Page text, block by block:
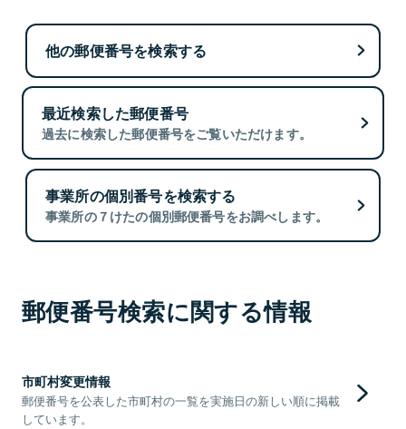
他の郵便番号を検索する
最近検索した郵便番号
過去に検索した郵便番号をご覧いただけます。
事業所の個別番号を検索する
事業所の７けたの個別郵便番号をお調べします。
郵便番号検索に関する情報
市町村変更情報
郵便番号を公表した市町村の一覧を実施日の新しい順に掲載
しています。